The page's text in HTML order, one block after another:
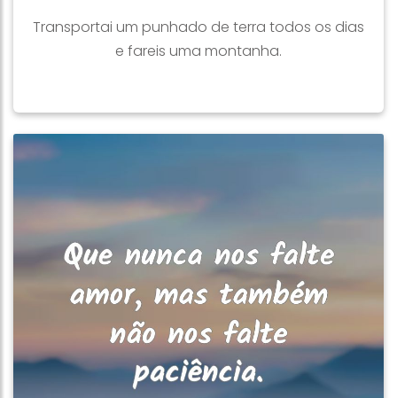
Transportai um punhado de terra todos os dias
e fareis uma montanha.